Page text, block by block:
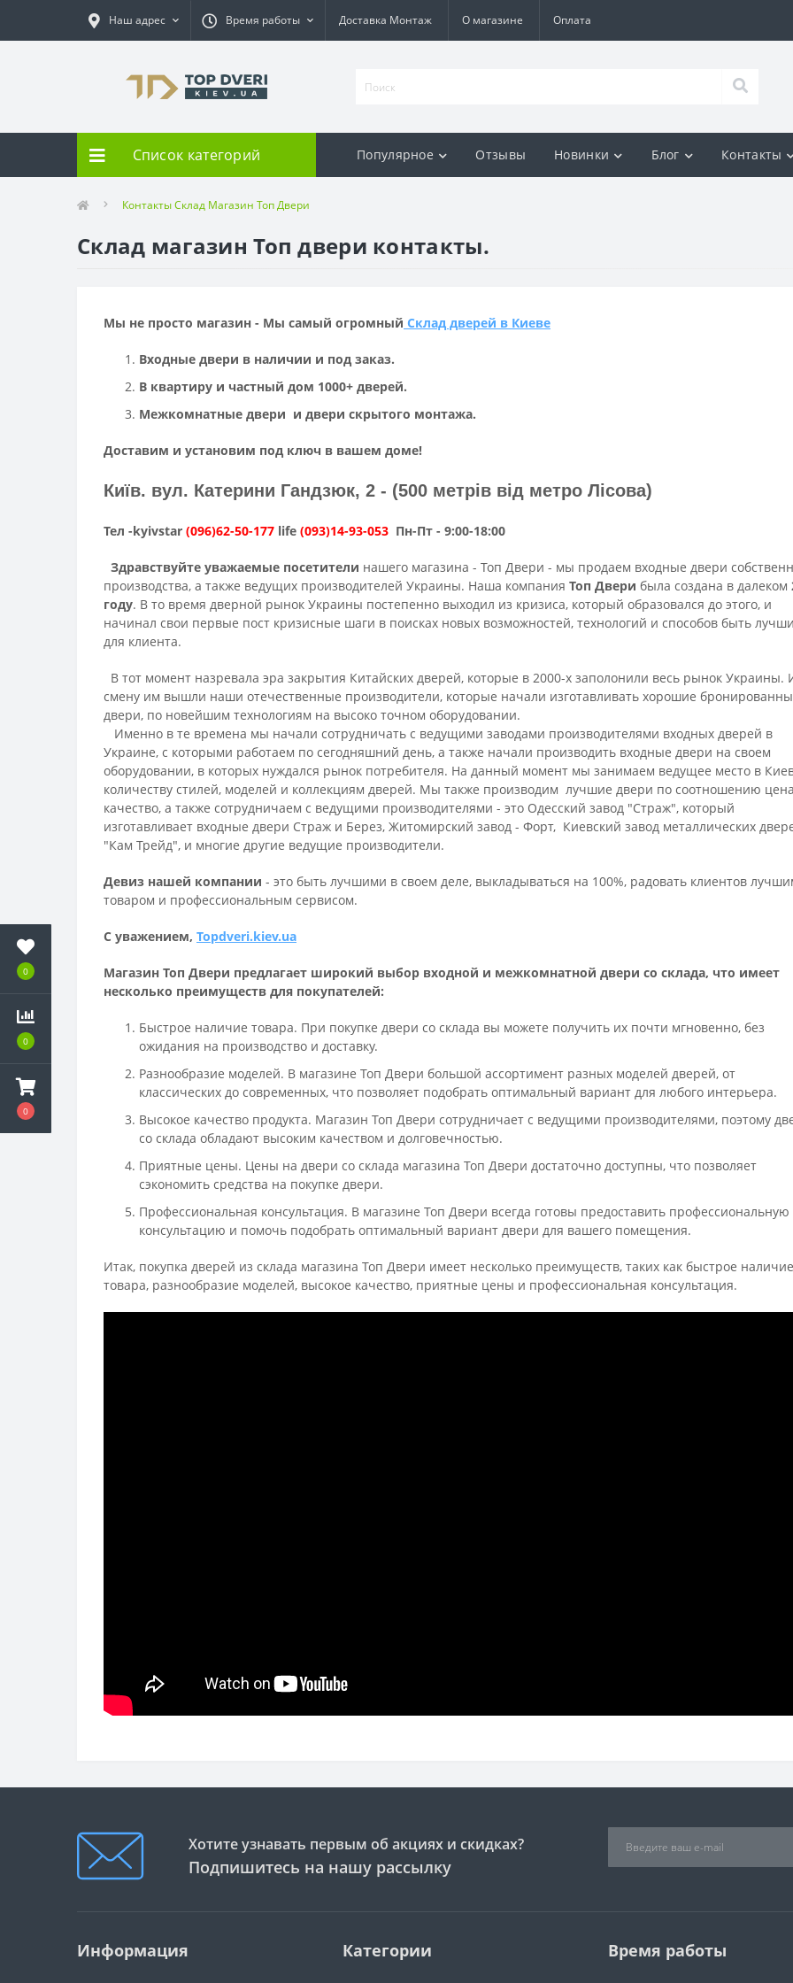
0
0
0
Наш адрес Время работы Доставка Монтаж О магазине Оплата
Список категорий Популярное Отзывы Новинки Блог Контакты
Контакты Склад Магазин Топ Двери
Склад магазин Топ двери контакты.
Мы не просто магазин - Мы самый огромный Склад дверей в Киеве
Входные двери в наличии и под заказ.
В квартиру и частный дом 1000+ дверей.
Межкомнатные двери и двери скрытого монтажа.
Доставим и установим под ключ в вашем доме!
Київ. вул. Катерини Гандзюк, 2 - (500 метрів від метро Лісова)
Тел -kyivstar (096)62-50-177 life (093)14-93-053 Пн-Пт - 9:00-18:00
Здравствуйте уважаемые посетители нашего магазина - Топ Двери - мы продаем входные двери
производства, а также ведущих производителей Украины. Наша компания Топ Двери была создана в далеком
году. В то время дверной рынок Украины постепенно выходил из кризиса, который образовался до этого, и
начинал свои первые пост кризисные шаги в поисках новых возможностей, технологий и способов быть
для клиента.
В тот момент назревала эра закрытия Китайских дверей, которые в 2000-х заполонили весь рынок Украины.
смену им вышли наши отечественные производители, которые начали изготавливать хорошие
двери, по новейшим технологиям на высоко точном оборудовании.
Именно в те времена мы начали сотрудничать с ведущими заводами производителями входных дверей в
Украине, с которыми работаем по сегодняшний день, а также начали производить входные двери на своем
оборудовании, в которых нуждался рынок потребителя. На данный момент мы занимаем ведущее место в
количеству стилей, моделей и коллекциям дверей. Мы также производим лучшие двери по соотношению
качество, а также сотрудничаем с ведущими производителями - это Одесский завод "Страж", который
изготавливает входные двери Страж и Берез, Житомирский завод - Форт, Киевский завод металлических
"Кам Трейд", и многие другие ведущие производители.
Девиз нашей компании - это быть лучшими в своем деле, выкладываться на 100%, радовать клиентов
товаром и профессиональным сервисом.
C уважением, Topdveri.kiev.ua
Магазин Топ Двери предлагает широкий выбор входной и межкомнатной двери со склада, что имеет
несколько преимуществ для покупателей:
Быстрое наличие товара. При покупке двери со склада вы можете получить их почти мгновенно, без
ожидания на производство и доставку.
Разнообразие моделей. В магазине Топ Двери большой ассортимент разных моделей дверей, от
классических до современных, что позволяет подобрать оптимальный вариант для любого интерьера.
Высокое качество продукта. Магазин Топ Двери сотрудничает с ведущими производителями, поэтому
со склада обладают высоким качеством и долговечностью.
Приятные цены. Цены на двери со склада магазина Топ Двери достаточно доступны, что позволяет
сэкономить средства на покупке двери.
Профессиональная консультация. В магазине Топ Двери всегда готовы предоставить профессиональную
консультацию и помочь подобрать оптимальный вариант двери для вашего помещения.
Итак, покупка дверей из склада магазина Топ Двери имеет несколько преимуществ, таких как быстрое наличие
товара, разнообразие моделей, высокое качество, приятные цены и профессиональная консультация.
Хотите узнавать первым об акциях и скидках?
Подпишитесь на нашу рассылку
Информация Категории Время работы